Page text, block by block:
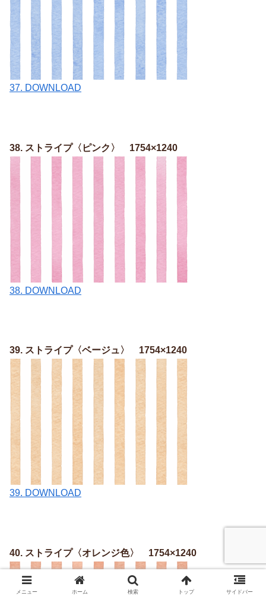
37. DOWNLOAD
38. ストライプ〈ピンク〉 1754×1240
38. DOWNLOAD
39. ストライプ〈ベージュ〉 1754×1240
39. DOWNLOAD
40. ストライプ〈オレンジ色〉 1754×1240
メニュー ホーム 検索 トップ サイドバー